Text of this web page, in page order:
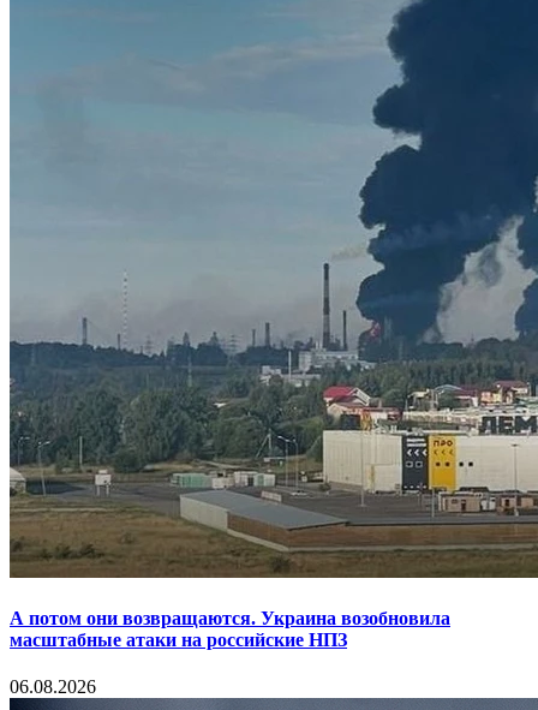
А потом они возвращаются. Украина возобновила
масштабные атаки на российские НПЗ
06.08.2026